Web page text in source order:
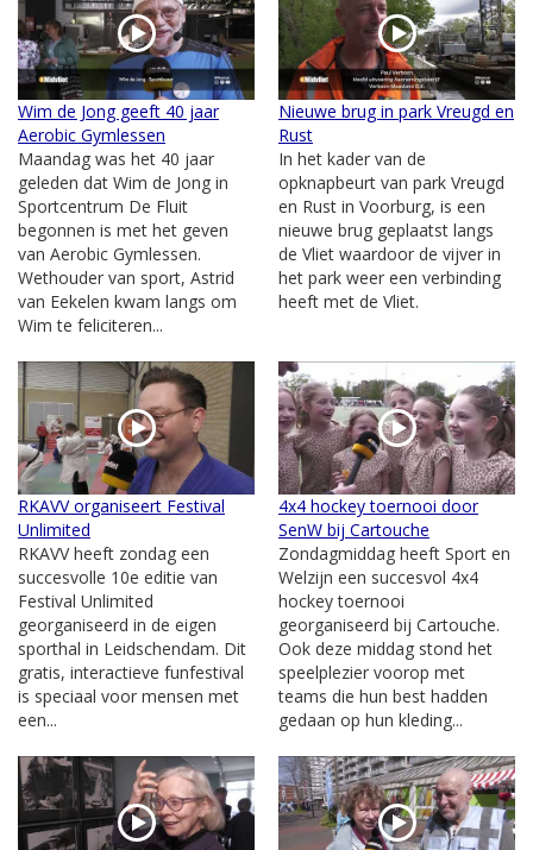
Wim de Jong geeft 40 jaar
Aerobic Gymlessen
Maandag was het 40 jaar
geleden dat Wim de Jong in
Sportcentrum De Fluit
begonnen is met het geven
van Aerobic Gymlessen.
Wethouder van sport, Astrid
van Eekelen kwam langs om
Wim te feliciteren...
Nieuwe brug in park Vreugd en
Rust
In het kader van de
opknapbeurt van park Vreugd
en Rust in Voorburg, is een
nieuwe brug geplaatst langs
de Vliet waardoor de vijver in
het park weer een verbinding
heeft met de Vliet.
RKAVV organiseert Festival
Unlimited
RKAVV heeft zondag een
succesvolle 10e editie van
Festival Unlimited
georganiseerd in de eigen
sporthal in Leidschendam. Dit
gratis, interactieve funfestival
is speciaal voor mensen met
een...
4x4 hockey toernooi door
SenW bij Cartouche
Zondagmiddag heeft Sport en
Welzijn een succesvol 4x4
hockey toernooi
georganiseerd bij Cartouche.
Ook deze middag stond het
speelplezier voorop met
teams die hun best hadden
gedaan op hun kleding...